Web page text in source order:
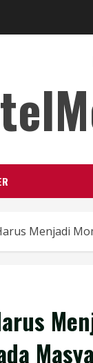
Menjadi